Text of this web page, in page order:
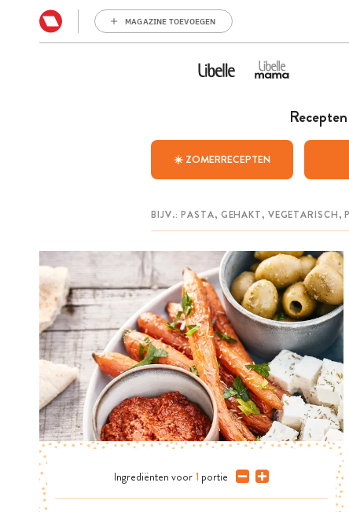
MAGAZINE TOEVOEGEN
Recepten
☀️ ZOMERRECEPTEN
Ingrediënten voor 1 portie